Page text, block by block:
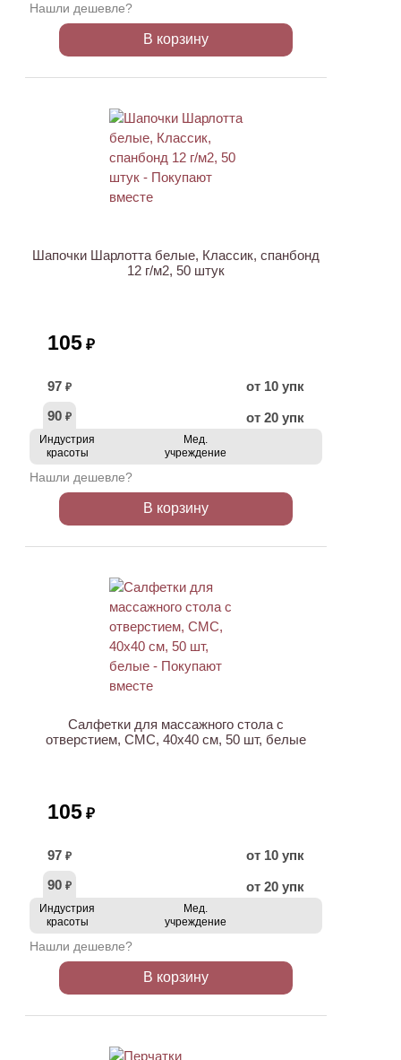
Нашли дешевле?
В корзину
Шапочки Шарлотта белые, Классик, спанбонд
12 г/м2, 50 штук
105 ₽
97 ₽
от 10 упк
90 ₽ от 20 упк
Индустрия
красоты
Мед.
учреждение
Нашли дешевле?
В корзину
Салфетки для массажного стола с
отверстием, СМС, 40х40 см, 50 шт, белые
105 ₽
97 ₽
от 10 упк
90 ₽ от 20 упк
Индустрия
красоты
Мед.
учреждение
Нашли дешевле?
В корзину